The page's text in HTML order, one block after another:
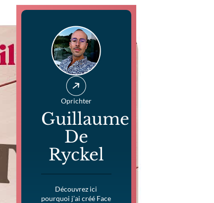
Oprichter
Guillaume
De
Ryckel
Découvrez ici
pourquoi j’ai créé Face